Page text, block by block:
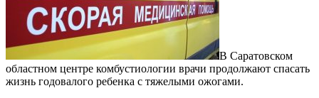
В Саратовском
областном центре комбустиологии врачи продолжают спасать
жизнь годовалого ребенка с тяжелыми ожогами.